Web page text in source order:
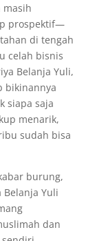
masih
prospektif—
di tengah
celah bisnis
Belanja Yuli,
bikinannya
siapa saja
menarik,
sudah bisa
burung,
Belanja Yuli
dan